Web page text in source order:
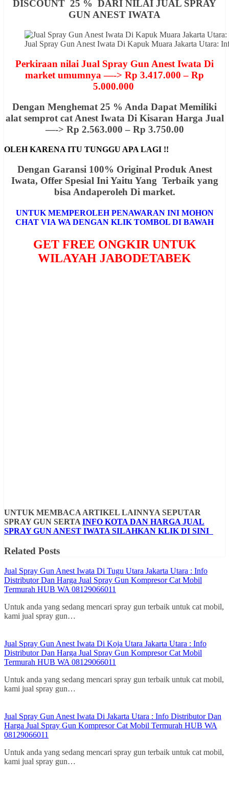
DISCOUNT 25 % DARI NILAI JUAL SPRAY
GUN ANEST IWATA
Jual Spray Gun Anest Iwata Di Kapuk Muara Jakarta Utara:
Perkiraan nilai Jual Spray Gun Anest Iwata Di
market umumnya —-> Rp 3.417.000 – Rp
5.000.000
Dengan Menghemat 25 % Anda Dapat Memiliki
alat semprot cat Anest Iwata Di Kisaran Harga Jual
—-> Rp 2.563.000 – Rp 3.750.00
OLEH KARENA ITU TUNGGU APA LAGI !!
Dengan Garansi 100% Original Produk Anest
Iwata, Offer Spesial Ini Yaitu Yang Terbaik yang
bisa Andaperoleh Di market.
UNTUK MEMPEROLEH PENAWARAN INI MOHON
CHAT VIA WA DENGAN KLIK TOMBOL DI BAWAH
GET FREE ONGKIR UNTUK
WILAYAH JABODETABEK
UNTUK MEMBACA ARTIKEL LAINNYA SEPUTAR
SPRAY GUN SERTA INFO KOTA DAN HARGA JUAL
SPRAY GUN ANEST IWATA SILAHKAN KLIK DI SINI
Related Posts
Jual Spray Gun Anest Iwata Di Tugu Utara Jakarta Utara : Info
Distributor Dan Harga Jual Spray Gun Kompresor Cat Mobil
Termurah HUB WA 08129066011
Untuk anda yang sedang mencari spray gun terbaik untuk cat mobil,
kami jual spray gun…
Jual Spray Gun Anest Iwata Di Koja Utara Jakarta Utara : Info
Distributor Dan Harga Jual Spray Gun Kompresor Cat Mobil
Termurah HUB WA 08129066011
Untuk anda yang sedang mencari spray gun terbaik untuk cat mobil,
kami jual spray gun…
Jual Spray Gun Anest Iwata Di Jakarta Utara : Info Distributor Dan
Harga Jual Spray Gun Kompresor Cat Mobil Termurah HUB WA
08129066011
Untuk anda yang sedang mencari spray gun terbaik untuk cat mobil,
kami jual spray gun…